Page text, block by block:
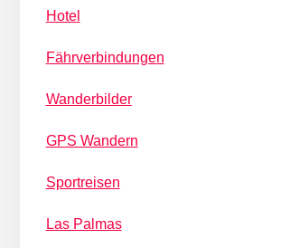
Hotel
Fährverbindungen
Wanderbilder
GPS Wandern
Sportreisen
Las Palmas